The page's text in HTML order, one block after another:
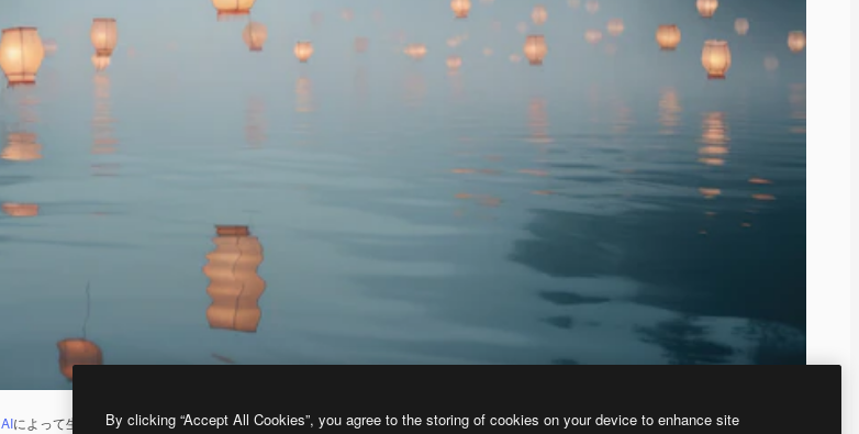
AIによって生成されたものです。 AI画像生成ツールを使うと、あなた独自の画像を作成できます。
By clicking “Accept All Cookies”, you agree to the storing of cookies on your device to enhance site